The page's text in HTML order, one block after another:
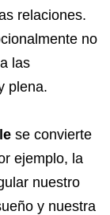
relaciones.
no
las
plena.
se convierte
ejemplo, la
nuestro
y nuestra